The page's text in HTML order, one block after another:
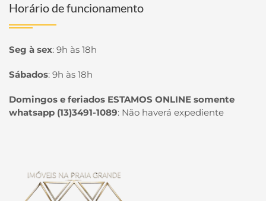
Horário de funcionamento
Seg à sex: 9h às 18h
Sábados: 9h às 18h
Domingos e feriados ESTAMOS ONLINE somente
whatsapp (13)3491-1089: Não haverá expediente